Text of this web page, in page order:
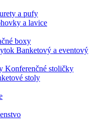
a pufy
a lavice
boxy
Banketový a eventový
Konferenčné stoličky
stoly